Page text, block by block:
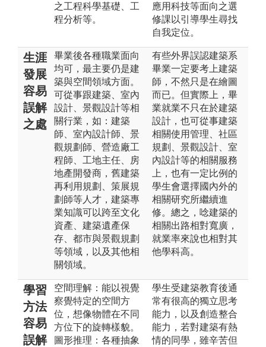
之工程科學基礎、工
程分析等。
應用科技等面向之選
修課以引導學生尋找
自我定位。
生涯
發展
容易
誤解
之處
畢業後各種職業面向
均可，最主要仍是建
築與空間領域方面。
可從事跟建築、室內
設計、景觀設計等相
關行業，如：建築
師、室內設計師、景
觀規劃師、營造廠工
程師、工地主任、房
地產開發商，舊建築
再利用規劃、策展規
劃師等人才，建築專
業知識可以跨至文化
資產、建築遺產保
存、都市與景觀規劃
等領域，以及其他相
關領域。
有些外界誤認建築系
畢業一定要考上建築
師，不然只是在繪圖
而已。但實際上，畢
業就業不只在於建築
設計，也可從事建築
相關使用管理、社區
規劃、景觀設計、室
內設計等的相關服務
上，也有一定比例的
學生會選擇國內外的
相關研究所繼續進
修。總之，唸建築的
相關出路相對寬廣，
就業率來說也相對其
他學科高。
學習
方法
容易
誤解
空間理解：能以視覺
察覺特定的空間方
位，想像物體在不同
方位下的旋轉樣貌。
圖形推理：各種抽象
學生受建築教育後通
常有很高的獨立思考
能力，以及創造整合
能力，若對建築有熱
情的同學，雖辛苦但